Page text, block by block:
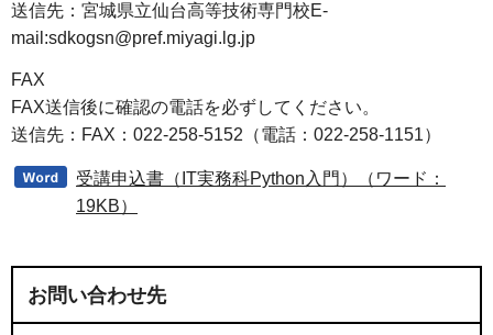
送信先：宮城県立仙台高等技術専門校E-
mail:sdkogsn@pref.miyagi.lg.jp
FAX
FAX送信後に確認の電話を必ずしてください。
送信先：FAX：022-258-5152（電話：022-258-1151）
受講申込書（IT実務科Python入門）（ワード：
19KB）
お問い合わせ先